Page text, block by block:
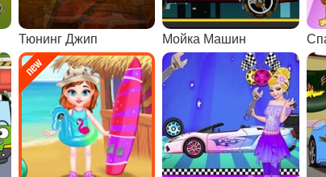
Тюнинг Джип Мойка Машин